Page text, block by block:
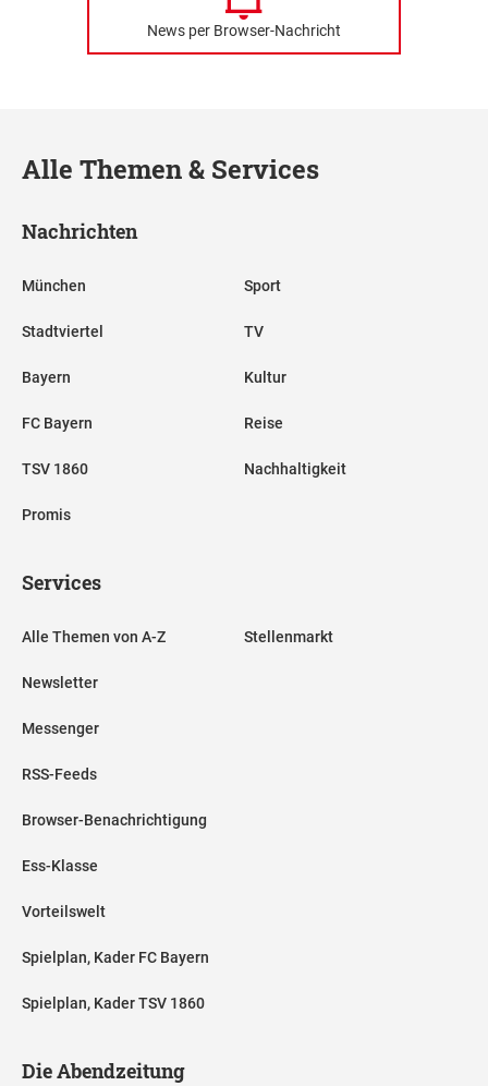
News per Browser-Nachricht
Alle Themen & Services
Nachrichten
München
Stadtviertel
Bayern
FC Bayern
TSV 1860
Promis
Sport
TV
Kultur
Reise
Nachhaltigkeit
Services
Alle Themen von A-Z
Newsletter
Messenger
RSS-Feeds
Browser-Benachrichtigung
Ess-Klasse
Vorteilswelt
Spielplan, Kader FC Bayern
Spielplan, Kader TSV 1860
Stellenmarkt
Die Abendzeitung